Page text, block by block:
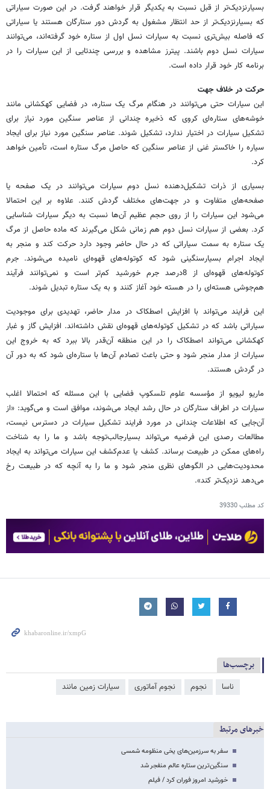
بسیار‌‌نزدیک‌تر از قبل نسبت به یکدیگر قرار خواهند گرفت. در این صورت سیاراتی
که بسیار‌نزدیک‌تر از حد انتظار مشغول به گردش دور ستارگان هستند یا سیاراتی
که فاصله بیش‌تری نسبت به سیارات نسل اول از ستاره خود گرفته‌اند، می‌توانند
سیارات نسل دوم باشند. پیترز مشاهده و بررسی چندتایی از این سیارات را در
برنامه کار خود قرار داده است.
حرکت در خلاف جهت
این سیارات حتی می‌توانند در هنگام مرگ یک ستاره، در فضایی کهکشانی مانند
خوشه‌های ستاره‌ای کروی که ذخیره چندانی از عناصر سنگین مورد نیاز برای
تشکیل سیارات در اختیار ندارد، تشکیل شوند. عناصر سنگین مورد نیاز برای ایجاد
سیاره را خاکستر غنی از عناصر سنگین که حاصل مرگ ستاره است، تأمین خواهد
کرد.
بسیاری از ذرات تشکیل‌دهنده نسل دوم سیارات می‌توانند در یک صفحه یا
صفحه‌های متفاوت و در جهت‌های مختلف گردش کنند. علاوه بر این احتمالا
می‌شود این سیارات را از روی حجم عظیم آن‌ها نسبت به دیگر سیارات شناسایی
کرد. بعضی از سیارات نسل دوم هم زمانی شکل می‌گیرند که ماده حاصل از مرگ
یک ستاره به سمت سیاراتی که در حال حاضر وجود دارد حرکت کند و منجر به
ایجاد اجرام بسیار‌سنگینی شود که کوتوله‌های قهوه‌ای نامیده می‌شوند. جرم
کوتوله‌های قهوه‌ای از 8درصد جرم خورشید کم‌تر است و نمی‌توانند فرآیند
هم‌جوشی هسته‌ای را در هسته خود آغاز کنند و به یک ستاره تبدیل شوند.
این فرایند می‌تواند با افزایش اصطکاک در مدار حاضر، تهدیدی برای موجودیت
سیاراتی باشد که در تشکیل کوتوله‌های قهوه‌ای نقش داشته‌اند. افزایش گاز و غبار
کهکشانی می‌تواند اصطکاک را در این منطقه آن‌قدر بالا ببرد که به خروج این
سیارات از مدار منجر شود و حتی باعث تصادم آن‌ها با ستاره‌ای شود که به دور آن
در گردش هستند.
ماریو لیویو از مؤسسه علوم تلسکوپ فضایی با این مسئله که احتمالا اغلب
سیارات در اطراف ستارگان در حال رشد ایجاد می‌شوند، موافق است و می‌گوید: «از
آن‌جایی که اطلاعات چندانی در مورد فرایند تشکیل سیارات در دسترس نیست،
مطالعات رصدی این فرضیه می‌تواند بسیار‌جالب‌توجه باشد و ما را به شناخت
راه‌های ممکن در طبیعت برساند. کشف یا عدم‌کشف این سیارات می‌تواند به ایجاد
محدودیت‌هایی در الگوهاى نظرى منجر شود و ما را به آنچه که در طبیعت رخ
می‌دهد نزدیک‌تر کند».
کد مطلب39330
برچسب‌ها
ناسا نجوم نجوم آماتوری سیارات زمین مانند
خبرهای مرتبط
سفر به سرزمین‌های یخی منظومه شمسی
سنگین‌ترین ستاره عالم منفجر شد
خورشید امروز فوران کرد / فیلم